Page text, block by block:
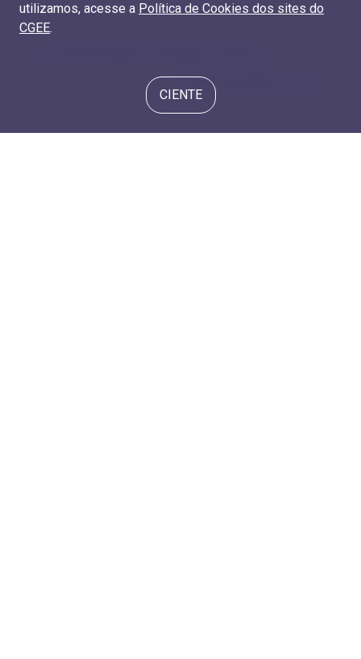
6.8 Remuneração por sexo
utilizamos, acesse a Política de Cookies dos sites do
CGEE.
CIENTE